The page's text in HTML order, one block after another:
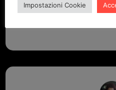
GRANDE
Impostazioni Cookie